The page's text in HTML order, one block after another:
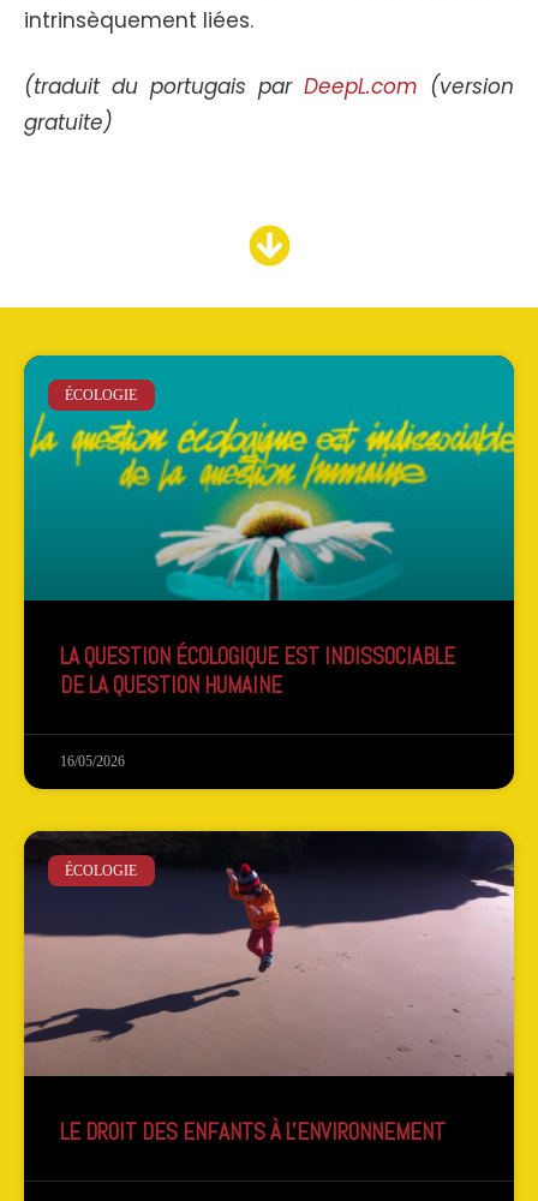
intrinsèquement liées.
(traduit du portugais par DeepL.com (version
gratuite)
ÉCOLOGIE
LA QUESTION ÉCOLOGIQUE EST INDISSOCIABLE
DE LA QUESTION HUMAINE
16/05/2026
ÉCOLOGIE
LE DROIT DES ENFANTS À L'ENVIRONNEMENT